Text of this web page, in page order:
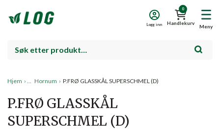
Meny
0
Handlekurv
Logg inn
Hjem › Hornum › P.FRØ GLASSKÅL SUPERSCHMEL (D)
P.FRØ GLASSKÅL
SUPERSCHMEL (D)